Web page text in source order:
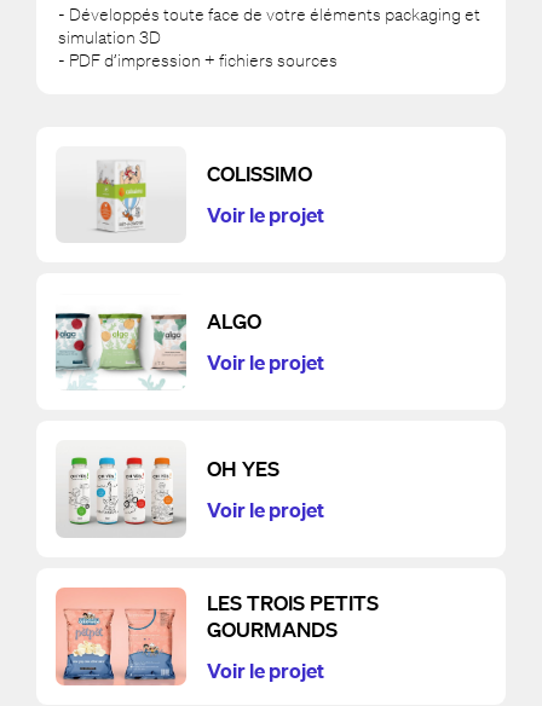
- Développés toute face de votre éléments packaging et
simulation 3D
- PDF d’impression + fichiers sources
COLISSIMO
Voir le projet
ALGO
Voir le projet
OH YES
Voir le projet
LES TROIS PETITS
GOURMANDS
Voir le projet